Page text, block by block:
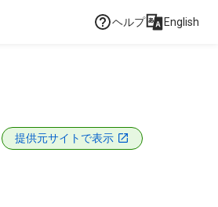
ヘルプ English
提供元サイトで表示